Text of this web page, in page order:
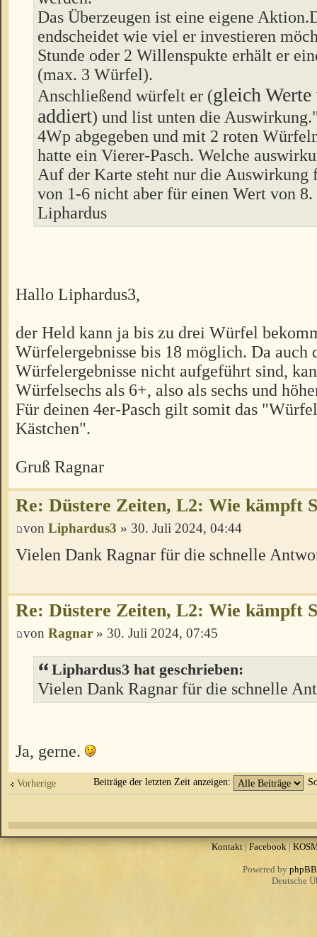
Das Überzeugen ist eine eigene
endscheidet wie viel er investieren
Stunde oder 2 Willenspukte erhält er
(max. 3 Würfel).
Anschließend würfelt er (gleich Werte
addiert) und list unten die
4Wp abgegeben und mit 2 roten
hatte ein Vierer-Pasch. Welche
Auf der Karte steht nur die Auswirkung
von 1-6 nicht aber für einen Wert von 8.
Liphardus
Hallo Liphardus3,
der Held kann ja bis zu drei Würfel
Würfelergebnisse bis 18 möglich. Da auch
Würfelergebnisse nicht aufgeführt sind,
Würfelsechs als 6+, also als sechs und
Für deinen 4er-Pasch gilt somit das
Kästchen".
Gruß Ragnar
Re: Düstere Zeiten, L2: Wie kämpft
von Liphardus3 » 30. Juli 2024, 04:44
Vielen Dank Ragnar für die schnelle
Re: Düstere Zeiten, L2: Wie kämpft
von Ragnar » 30. Juli 2024, 07:45
Liphardus3 hat geschrieben:
Vielen Dank Ragnar für die schnelle
Ja, gerne.
Vorherige Beiträge der letzten Zeit anzeigen:
Kontakt| Facebook |
Powered by phpBB
Deutsche